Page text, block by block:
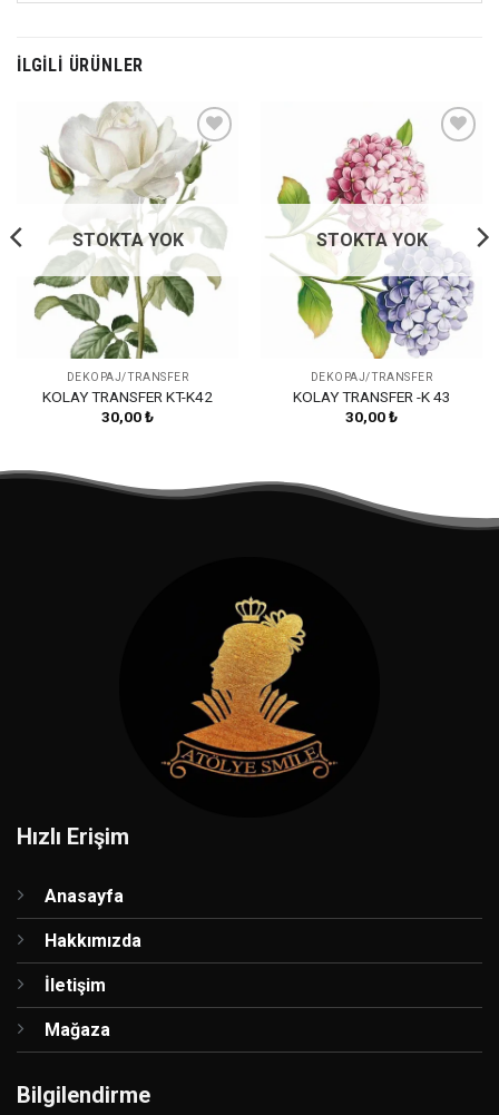
İLGILI ÜRÜNLER
Favorilerime
Ekle
STOKTA YOK
DEKOPAJ/TRANSFER
KOLAY TRANSFER KT-K42
30,00₺
Favorilerime
Ekle
STOKTA YOK
DEKOPAJ/TRANSFER
KOLAY TRANSFER -K 43
30,00₺
Hızlı Erişim
Anasayfa
Hakkımızda
İletişim
Mağaza
Bilgilendirme